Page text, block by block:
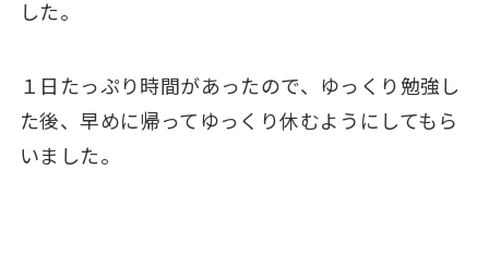
した。
１日たっぷり時間があったので、ゆっくり勉強し
た後、早めに帰ってゆっくり休むようにしてもら
いました。